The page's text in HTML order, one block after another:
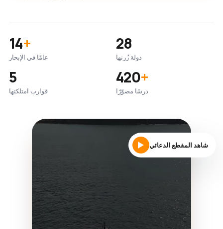
14+
عامًا في الإبحار
28
دولة زُرتها
5
قوارب امتلكتها
420+
درسًا مصوّرًا
شاهد المقطع الدعائي